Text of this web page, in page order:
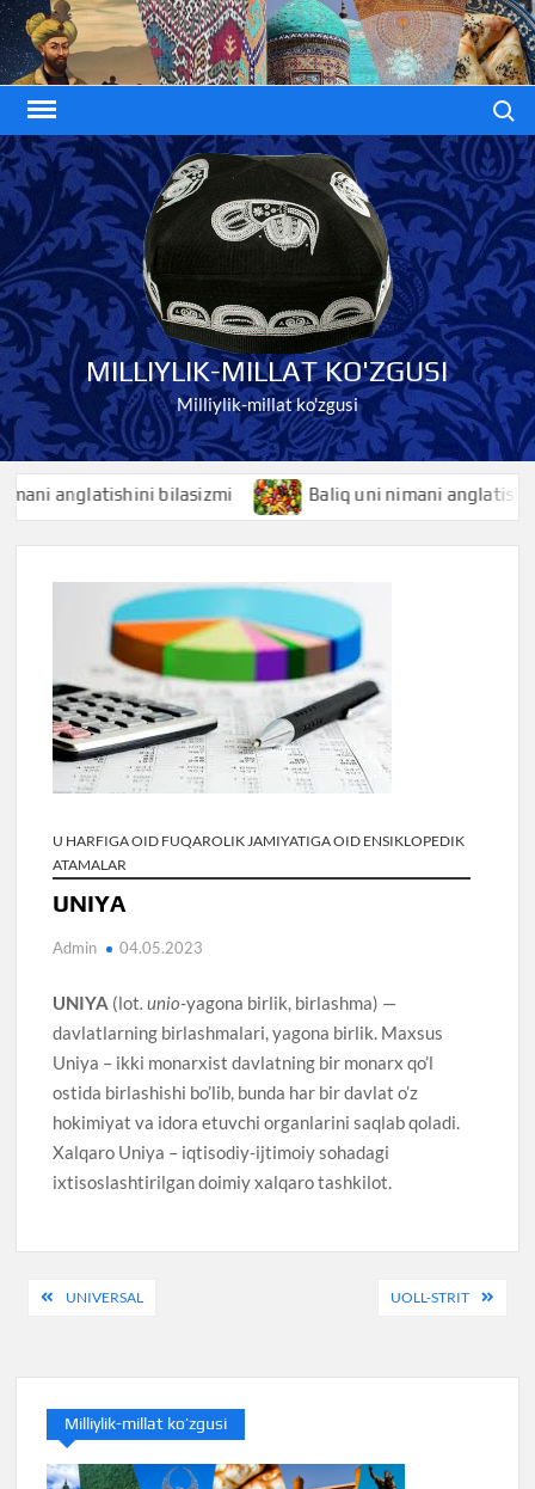
Skip
to
content
MILLIYLIK-MILLAT KO'ZGUSI
Milliylik-millat ko'zgusi
anglatishini bilasizmi Baliq uni nimani anglatishini
U HARFIGA OID FUQAROLIK JAMIYATIGA OID ENSIKLOPEDIK
ATAMALAR
UNIYA
Admin 04.05.2023
UNIYA (lot . unio-yagona birlik, birlashma) —
davlatlarning birlashmalari, yagona birlik. Maxsus
Uniya – ikki monarxist davlatning bir monarx qo’l
ostida birlashishi bo’lib, bunda har bir davlat o’z
hokimiyat va idora etuvchi organlarini saqlab qoladi.
Xalqaro Uniya – iqtisodiy-ijtimoiy sohadagi
ixtisoslashtirilgan doimiy xalqaro tashkilot.
PostUNIVERSAL UOLL-STRIT
Milliylik-millat ko’zgusi